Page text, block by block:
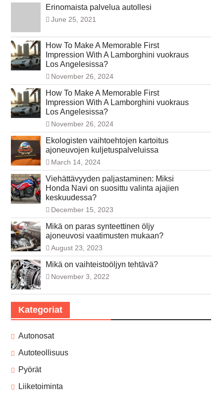
Erinomaista palvelua autollesi
June 25, 2021
How To Make A Memorable First
Impression With A Lamborghini vuokraus
Los Angelesissa?
November 26, 2024
How To Make A Memorable First
Impression With A Lamborghini vuokraus
Los Angelesissa?
November 26, 2024
Ekologisten vaihtoehtojen kartoitus
ajoneuvojen kuljetuspalveluissa
March 14, 2024
Viehättävyyden paljastaminen: Miksi
Honda Navi on suosittu valinta ajajien
keskuudessa?
December 15, 2023
Mikä on paras synteettinen öljy
ajoneuvosi vaatimusten mukaan?
August 23, 2023
Mikä on vaihteistoöljyn tehtävä?
November 3, 2022
Kategoriat
Autonosat
Autoteollisuus
Pyörät
Liiketoiminta